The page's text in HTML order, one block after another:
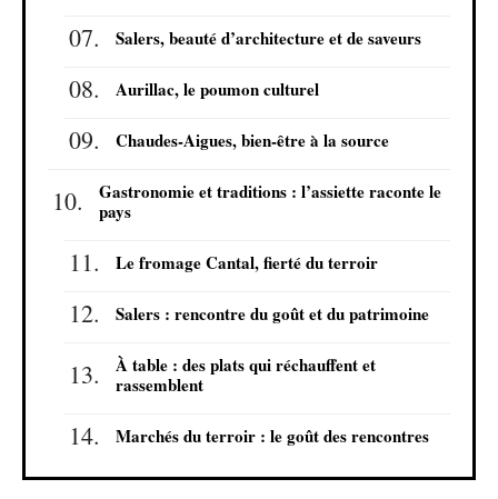
Salers, beauté d’architecture et de saveurs
Aurillac, le poumon culturel
Chaudes-Aigues, bien-être à la source
Gastronomie et traditions : l’assiette raconte le
pays
Le fromage Cantal, fierté du terroir
Salers : rencontre du goût et du patrimoine
À table : des plats qui réchauffent et
rassemblent
Marchés du terroir : le goût des rencontres